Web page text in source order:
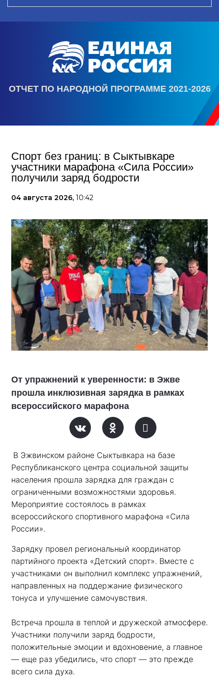
ОТЧЕТ ПО НАРОДНОЙ ПРОГРАММЕ 2021-2026
Спорт без границ: в Сыктывкаре
участники марафона «Сила России»
получили заряд бодрости
04 августа 2026, 10:42
От упражнений к уверенности: в Эжве
прошла инклюзивная зарядка в рамках
всероссийского марафона
В Эжвинском районе Сыктывкара на базе
Республиканского центра социальной защиты
населения прошла зарядка для граждан с
ограниченными возможностями здоровья.
Мероприятие состоялось в рамках
всероссийского спортивного марафона «Сила
России».
Зарядку провел региональный координатор
партийного проекта «Детский спорт». Вместе с
участниками он выполнил комплекс упражнений,
направленных на поддержание физического
тонуса и улучшение самочувствия.
Встреча прошла в теплой и дружеской атмосфере.
Участники получили заряд бодрости,
положительные эмоции и вдохновение, а главное
— еще раз убедились, что спорт — это прежде
всего сила духа.